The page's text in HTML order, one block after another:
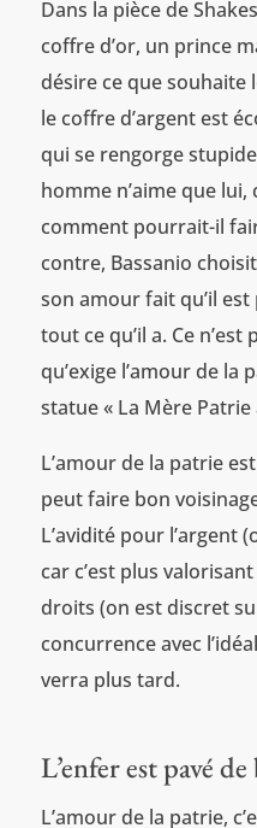
Dans la pièce de
coffre d’or, un prince
désire ce que souhaite
le coffre d’argent est
qui se rengorge
homme n’aime que lui,
comment pourrait-il
contre, Bassanio
son amour fait qu’il
tout ce qu’il a. Ce
qu’exige l’amour de la
statue « La Mère
L’amour de la patrie
peut faire bon
L’avidité pour l’argent
car c’est plus
droits (on est discret
concurrence avec
verra plus tard.
L’enfer est pavé
L’amour de la patrie,